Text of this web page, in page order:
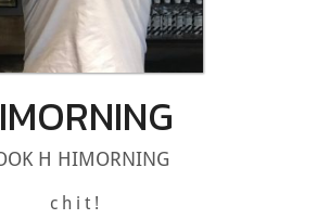
H HIMORNING
c h i t !